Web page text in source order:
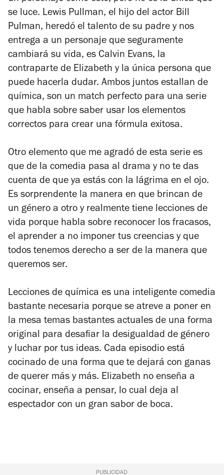
se luce. Lewis Pullman, el hijo del actor Bill
Pulman, heredó el talento de su padre y nos
entrega a un personaje que seguramente
cambiará su vida, es Calvin Evans, la
contraparte de Elizabeth y la única persona que
puede hacerla dudar. Ambos juntos estallan de
química, son un match perfecto para una serie
que habla sobre saber usar los elementos
correctos para crear una fórmula exitosa.
Otro elemento que me agradó de esta serie es
que de la comedia pasa al drama y no te das
cuenta de que ya estás con la lágrima en el ojo.
Es sorprendente la manera en que brincan de
un género a otro y realmente tiene lecciones de
vida porque habla sobre reconocer los fracasos,
el aprender a no imponer tus creencias y que
todos tenemos derecho a ser de la manera que
queremos ser.
Lecciones de química es una inteligente comedia
bastante necesaria porque se atreve a poner en
la mesa temas bastantes actuales de una forma
original para desafiar la desigualdad de género
y luchar por tus ideas. Cada episodio está
cocinado de una forma que te dejará con ganas
de querer más y más. Elizabeth no enseña a
cocinar, enseña a pensar, lo cual deja al
espectador con un gran sabor de boca.
PUBLICIDAD